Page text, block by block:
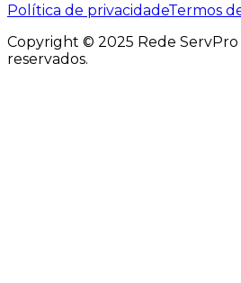
Política de privacidadeTermos
Copyright © 2025 Rede ServPro
reservados.